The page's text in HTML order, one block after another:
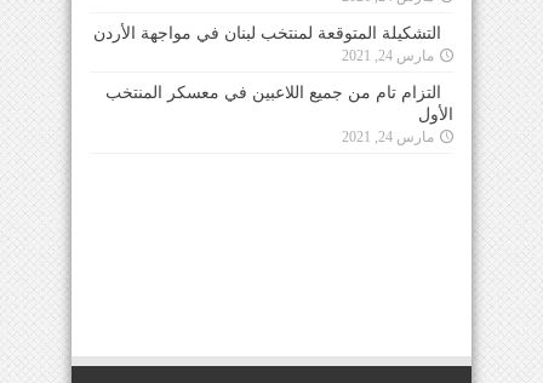
التزام تام من جميع اللاعبين في معسكر المنتخب
الأول
البريد الالكترونيinfo@elmaestrosport.com